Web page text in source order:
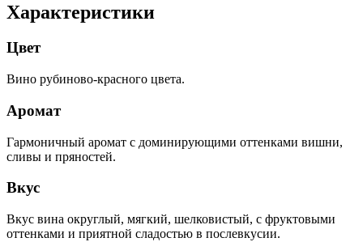
Характеристики
Цвет
Вино рубиново-красного цвета.
Аромат
Гармоничный аромат с доминирующими оттенками вишни,
сливы и пряностей.
Вкус
Вкус вина округлый, мягкий, шелковистый, с фруктовыми
оттенками и приятной сладостью в послевкусии.